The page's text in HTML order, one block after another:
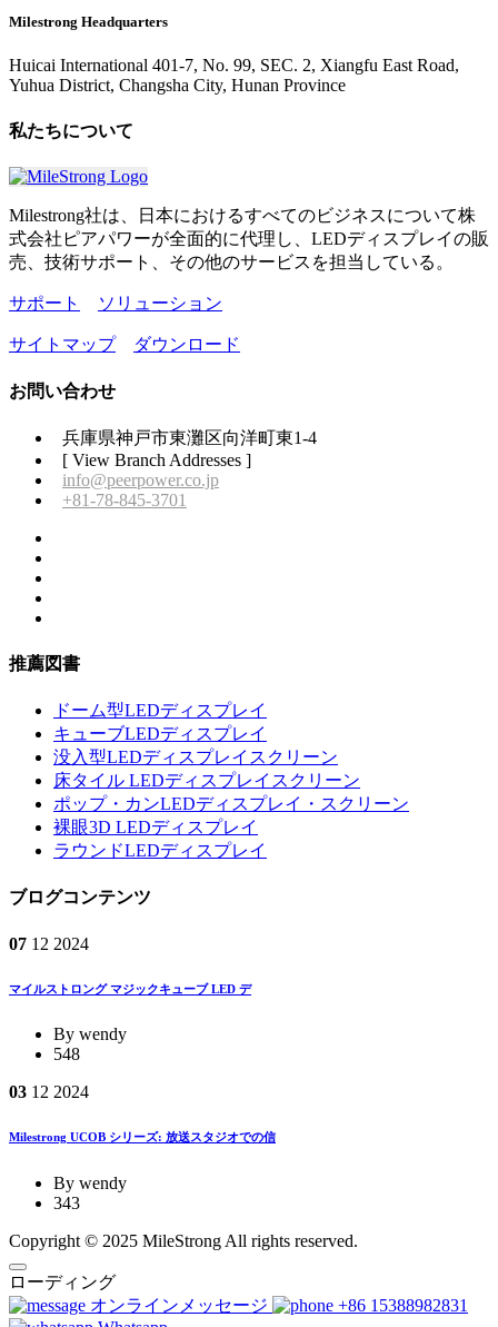
Milestrong Headquarters
Huicai International 401-7, No. 99, SEC. 2, Xiangfu East Road,
Yuhua District, Changsha City, Hunan Province
私たちについて
Milestrong社は、日本におけるすべてのビジネスについて株
式会社ピアパワーが全面的に代理し、LEDディスプレイの販
売、技術サポート、その他のサービスを担当している。
サポート ソリューション
サイトマップ ダウンロード
お問い合わせ
兵庫県神戸市東灘区向洋町東1-4
[ View Branch Addresses ]
info@peerpower.co.jp
+81-78-845-3701
推薦図書
ドーム型LEDディスプレイ
キューブLEDディスプレイ
没入型LEDディスプレイスクリーン
床タイル LEDディスプレイスクリーン
ポップ・カンLEDディスプレイ・スクリーン
裸眼3D LEDディスプレイ
ラウンドLEDディスプレイ
ブログコンテンツ
07 12 2024
マイルストロング マジックキューブ LED デ
By wendy
548
03 12 2024
Milestrong UCOB シリーズ: 放送スタジオでの信
By wendy
343
Copyright © 2025 MileStrong All rights reserved.
ローディング
オンラインメッセージ
+86 15388982831